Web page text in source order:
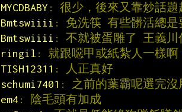
MYCDBABY : 很少，後來又靠炒話題
Bmtswiiii : 免洗筷 有些髒活總是
Bmtswiiii : 不就被蛋雕了 王義川
ringil : 就跟噁甲或紙紮人一樣
TISH12311 : 人正真好
schumi7401 : 之前的葉霸呢選完沒
em4 : 陰毛頭有加成